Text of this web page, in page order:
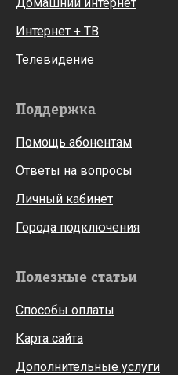
Интернет + ТВ
Телевидение
Поддержка
Помощь абонентам
Ответы на вопросы
Личный кабинет
Города подключения
Полезные статьи
Способы оплаты
Карта сайта
Дополнительные услуги